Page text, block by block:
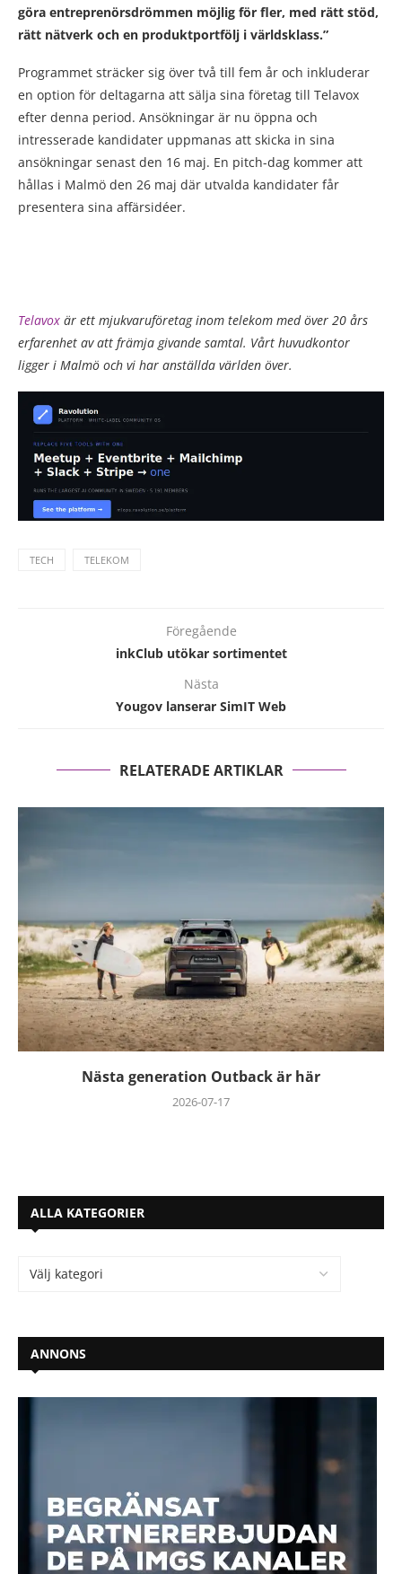
göra entreprenörsdrömmen möjlig för fler, med rätt stöd,
rätt nätverk och en produktportfölj i världsklass.”
Programmet sträcker sig över två till fem år och inkluderar
en option för deltagarna att sälja sina företag till Telavox
efter denna period. Ansökningar är nu öppna och
intresserade kandidater uppmanas att skicka in sina
ansökningar senast den 16 maj. En pitch-dag kommer att
hållas i Malmö den 26 maj där utvalda kandidater får
presentera sina affärsidéer.
Telavox är ett mjukvaruföretag inom telekom med över 20 års
erfarenhet av att främja givande samtal. Vårt huvudkontor
ligger i Malmö och vi har anställda världen över.
TECH TELEKOM
Föregående
inkClub utökar sortimentet
Nästa
Yougov lanserar SimIT Web
RELATERADE ARTIKLAR
Nästa generation Outback är här
2026-07-17
ALLA KATEGORIER
ANNONS